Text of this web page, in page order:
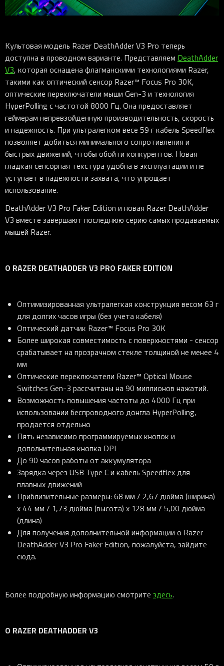
Культовая модель Razer DeathAdder V3 Pro теперь
доступна в проводном варианте. Представляем DeathAdder
V3, которая оснащена флагманскими технологиями Razer,
такими как оптический сенсор Razer™ Focus Pro 30K,
оптические переключатели мыши Gen-3 и технология
HyperPolling с частотой 8000 Гц. Она предоставляет
геймерам непревзойденную производительность, скорость
и надежность. При ультралегком весе 59 г кабель Speedflex
позволяет добиться минимального сопротивления и
быстрых движений, чтобы обойти конкурентов. Новая
гладкая сенсорная текстура удобна в эксплуатации и не
уступает в надежности захвата, что упрощает
использование.
DeathAdder V3 Pro Faker Edition и новая Razer DeathAdder
V3 вместе завершают последнюю серию самых продаваемых
мышей Razer.
О RAZER DEATHADDER V3 PRO FAKER EDITION
Оптимизированная ультралегкая конструкция весом 63 г
для долгих часов игры (без учета кабеля)
Оптический датчик Razer™ Focus Pro 30K
Более широкая совместимость с поверхностями - сенсор
срабатывает на прозрачном стекле толщиной не менее 4
мм
Оптические переключатели Razer™ Optical Mouse
Switches Gen-3 рассчитаны на 90 миллионов нажатий.
Возможность повышения частоты до 4000 Гц при
использовании беспроводного донгла HyperPolling,
продается отдельно
Пять независимо программируемых кнопок и
дополнительная кнопка DPI
До 90 часов работы от аккумулятора
Зарядка через USB Type C и кабель Speedflex для
плавных движений
Приблизительные размеры: 68 мм / 2,67 дюйма (ширина)
x 44 мм / 1,73 дюйма (высота) x 128 мм / 5,00 дюйма
(длина)
Для получения дополнительной информации о Razer
DeathAdder V3 Pro Faker Edition, пожалуйста, зайдите
сюда.
Более подробную информацию смотрите здесь.
О RAZER DEATHADDER V3